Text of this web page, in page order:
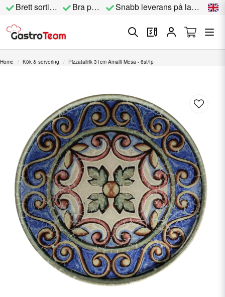
Brett sortiment Bra priser Snabb leverans på lagervara
Home Kök & servering Pizzatallrik 31cm Amalfi Mesa - 6st/fp